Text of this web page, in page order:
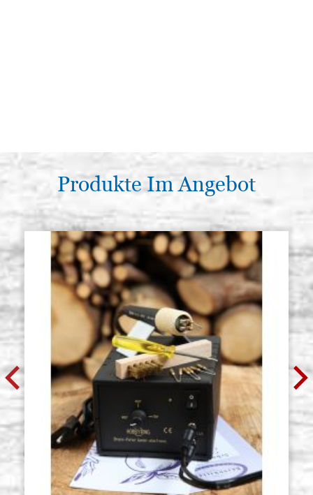
Produkte Im Angebot